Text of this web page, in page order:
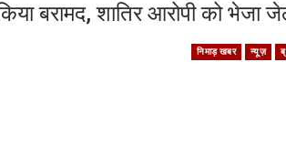
बरामद, शातिर आरोपी को भेजा
निमाड़ खबर न्यूज़